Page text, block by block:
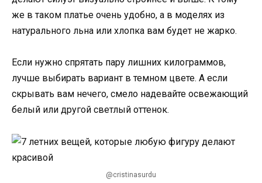
же в таком платье очень удобно, а в моделях из
натурального льна или хлопка вам будет не жарко.
Если нужно спрятать пару лишних килограммов,
лучше выбирать вариант в темном цвете. А если
скрывать вам нечего, смело надевайте освежающий
белый или другой светлый оттенок.
@cristinasurdu